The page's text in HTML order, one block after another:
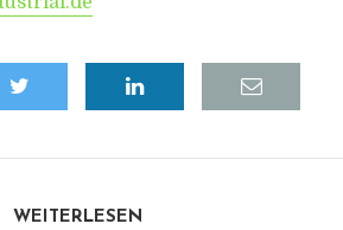
WEITERLESEN